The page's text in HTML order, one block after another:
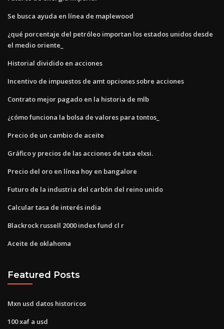
Se busca ayuda en línea de maplewood
¿qué porcentaje del petróleo importan los estados unidos desde
el medio oriente_
Historial dividido en acciones
Incentivo de impuestos de amt opciones sobre acciones
Contrato mejor pagado en la historia de mlb
¿cómo funciona la bolsa de valores para tontos_
Precio de un cambio de aceite
Gráfico y precios de las acciones de tata elxsi.
Precio del oro en línea hoy en bangalore
Futuro de la industria del carbón del reino unido
Calcular tasa de interés india
Blackrock russell 2000 index fund cl r
Aceite de oklahoma
Featured Posts
Mxn usd datos historicos
100 xaf a usd